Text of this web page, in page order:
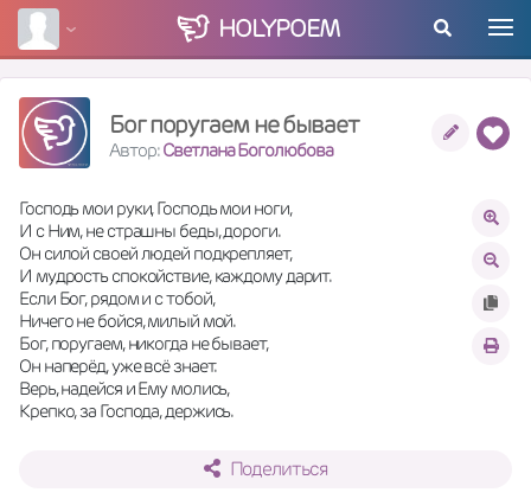
HOLYPOEM
Бог поругаем не бывает
Автор:Светлана Боголюбова
Господь мои руки, Господь мои ноги,
И с Ним, не страшны беды, дороги.
Он силой своей людей подкрепляет,
И мудрость спокойствие, каждому дарит.
Если Бог, рядом и с тобой,
Ничего не бойся, милый мой.
Бог, поругаем, никогда не бывает,
Он наперёд, уже всё знает.
Верь, надейся и Ему молись,
Крепко, за Господа, держись.
Поделиться